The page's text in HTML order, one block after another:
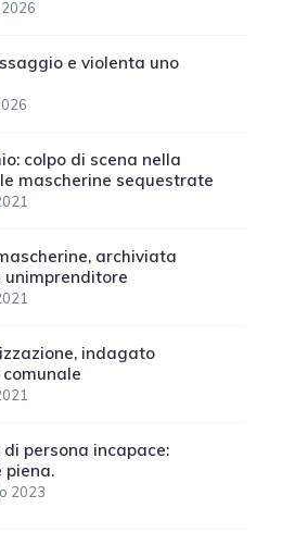
e violenta uno
colpo di scena nella
mascherine sequestrate
archiviata
unimprenditore
indagato
persona incapace:
piena.
2023